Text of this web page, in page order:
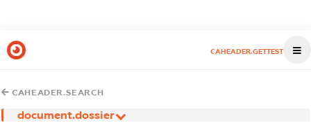
CAHEADER.GETTEST
CAHEADER.SEARCH
document.dossier